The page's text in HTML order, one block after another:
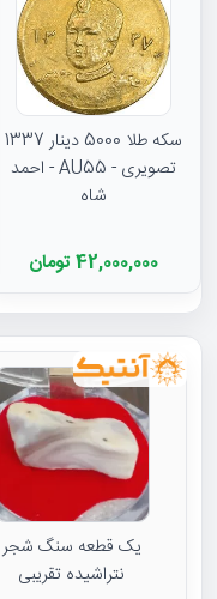
سکه طلا 5000 دینار 1337
تصویری - AU55 - احمد
شاه
42,000,000 تومان
یک قطعه سنگ شجر
نتراشیده تقریبی